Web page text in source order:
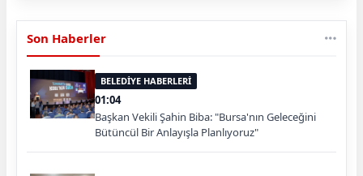
Son Haberler
BELEDİYE HABERLERİ
01:04
Başkan Vekili Şahin Biba: "Bursa'nın Geleceğini
Bütüncül Bir Anlayışla Planlıyoruz"